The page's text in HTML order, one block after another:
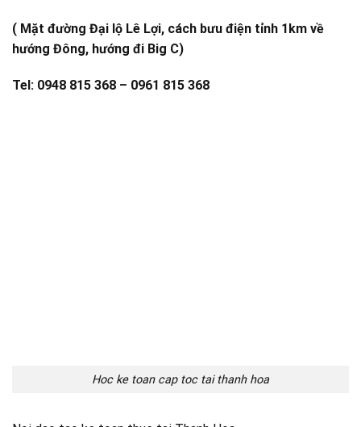
( Mặt đường Đại lộ Lê Lợi, cách bưu điện tỉnh 1km về
hướng Đông, hướng đi Big C)
Tel: 0948 815 368 – 0961 815 368
Hoc ke toan cap toc tai thanh hoa